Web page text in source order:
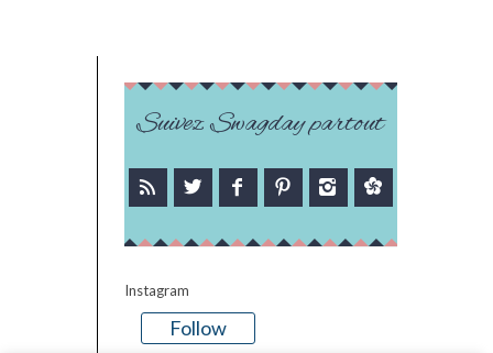
Suivez Swagday partout
Instagram
Follow